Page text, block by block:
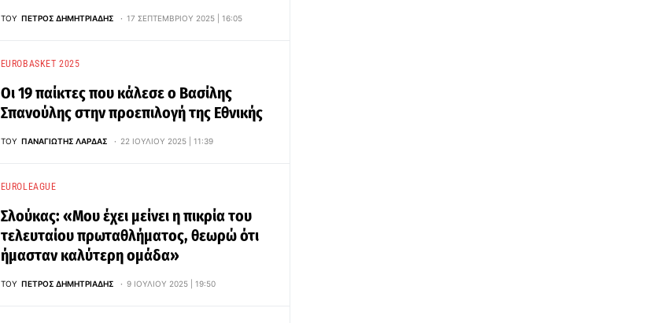
ΤΟΥ ΠΈΤΡΟΣ ΔΗΜΗΤΡΙΆΔΗΣ 17 ΣΕΠΤΕΜΒΡΊΟΥ 2025 | 16:05
EUROBASKET 2025
Οι 19 παίκτες που κάλεσε ο Βασίλης
Σπανούλης στην προεπιλογή της Εθνικής
ΤΟΥ ΠΑΝΑΓΙΏΤΗΣ ΛΆΡΔΑΣ 22 ΙΟΥΛΊΟΥ 2025 | 11:39
EUROLEAGUE
Σλούκας: «Μου έχει μείνει η πικρία του
τελευταίου πρωταθλήματος, θεωρώ ότι
ήμασταν καλύτερη ομάδα»
ΤΟΥ ΠΈΤΡΟΣ ΔΗΜΗΤΡΙΆΔΗΣ 9 ΙΟΥΛΊΟΥ 2025 | 19:50